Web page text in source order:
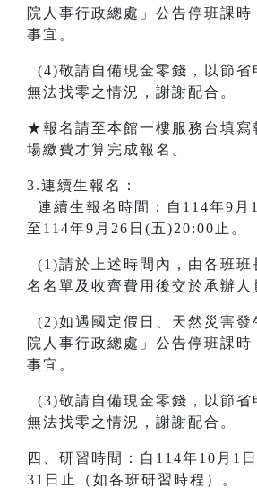
院人事行政總處」公告停班課時
事宜。
(4)敬請自備現金零錢，以節省
無法找零之情況，謝謝配合。
★報名請至本館一樓服務台填寫
場繳費才算完成報名。
3.連續生報名：
連續生報名時間：自114年9月
至114年9月26日(五)20:00止。
(1)請於上述時間內，由各班班
名名單及收齊費用後交於承辦人
(2)如遇國定假日、天然災害發
院人事行政總處」公告停班課時
事宜。
(3)敬請自備現金零錢，以節省
無法找零之情況，謝謝配合。
四、研習時間：自114年10月1
31日止（如各班研習時程）。